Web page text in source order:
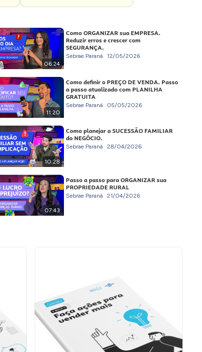
06:24
Como ORGANIZAR sua EMPRESA.
Reduzir erros e crescer com
SEGURANÇA.
Sebrae Paraná 12/05/2026
11:20
Como definir o PREÇO DE VENDA. Passo
a passo atualizado com PLANILHA
GRATUITA
Sebrae Paraná 05/05/2026
10:28
Como planejar a SUCESSÃO FAMILIAR
do NEGÓCIO.
Sebrae Paraná 28/04/2026
07:43
Passo a passo para ORGANIZAR sua
PROPRIEDADE RURAL
Sebrae Paraná 21/04/2026